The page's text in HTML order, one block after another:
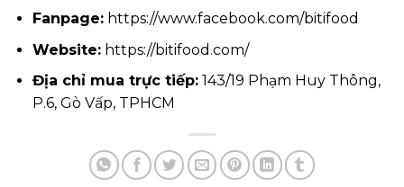
Fanpage:https://www.facebook.com/bitifood
Website:https://bitifood.com/
Địa chỉ mua trực tiếp:143/19 Phạm Huy Thông,
P.6, Gò Vấp, TPHCM